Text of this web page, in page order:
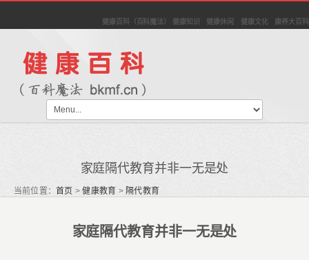
健康百科（百科魔法） 健康知识 健康休闲 健康文化 康养大百科
家庭隔代教育并非一无是处
当前位置：首页 >健康教育 > 隔代教育
家庭隔代教育并非一无是处